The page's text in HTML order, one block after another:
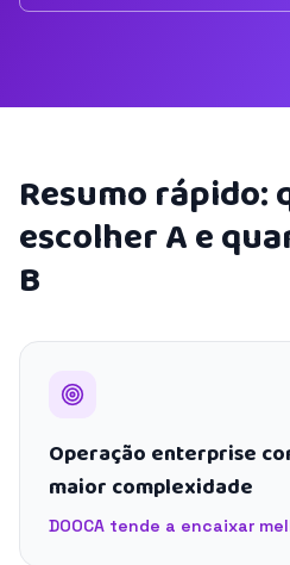
Resumo rápido:
escolher A e
B
Operação enterprise
maior complexidade
DOOCA tende a encaixar